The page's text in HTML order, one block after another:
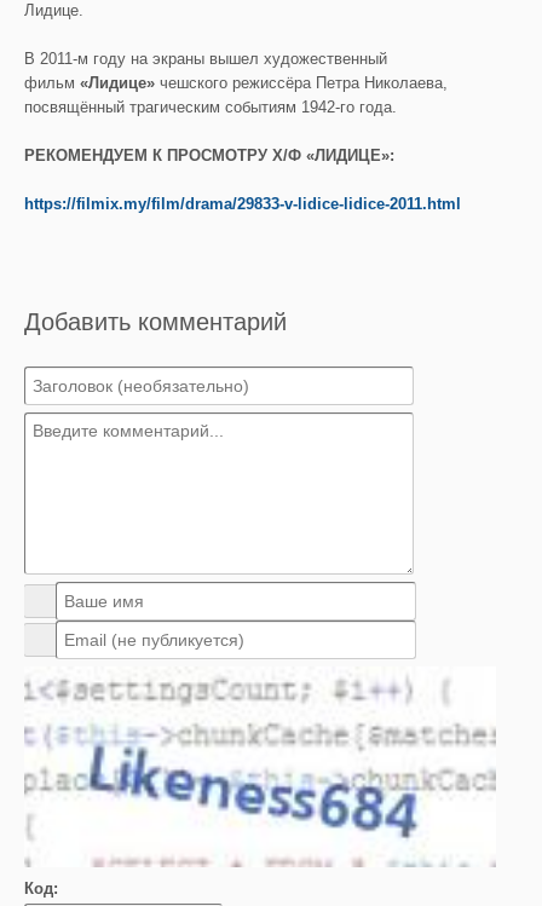
Лидице.
В 2011-м году на экраны вышел художественный
фильм «Лидице» чешского режиссёра Петра Николаева,
посвящённый трагическим событиям 1942-го года.
РЕКОМЕНДУЕМ К ПРОСМОТРУ Х/Ф «ЛИДИЦЕ»:
https://filmix.my/film/drama/29833-v-lidice-lidice-2011.html
Добавить комментарий
Код: